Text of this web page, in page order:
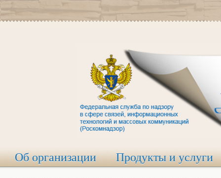
Об организации Продукты и услуги